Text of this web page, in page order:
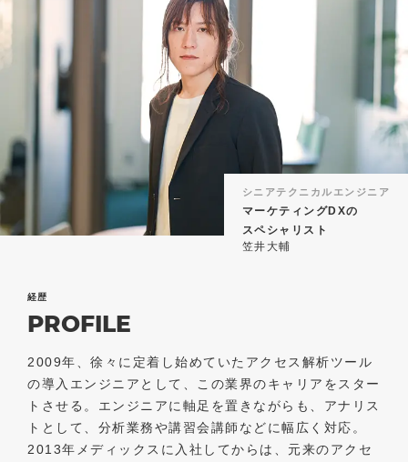
シニアテクニカルエンジニア
マーケティングDXの
スペシャリスト
笠井大輔
経歴
PROFILE
2009年、徐々に定着し始めていたアクセス解析ツール
の導入エンジニアとして、この業界のキャリアをスター
トさせる。エンジニアに軸足を置きながらも、アナリス
トとして、分析業務や講習会講師などに幅広く対応。
2013年メディックスに入社してからは、元来のアクセ